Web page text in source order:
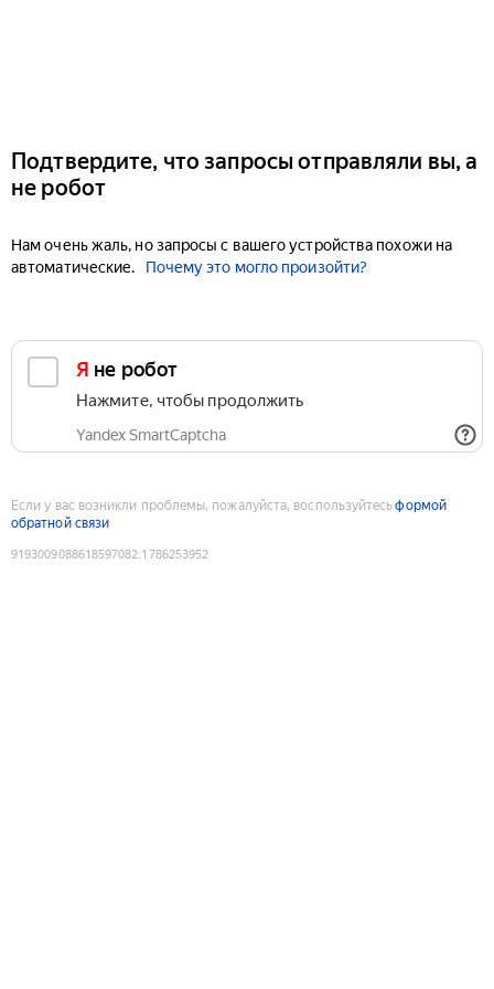
Подтвердите, что запросы отправляли вы, а
не робот
Нам очень жаль, но запросы с вашего устройства похожи на
автоматические.
Почему это могло произойти?
Я не робот
Нажмите, чтобы продолжить
Yandex SmartCaptcha
Если у вас возникли проблемы, пожалуйста, воспользуйтесьформой
обратной связи
9193009088618597082:1786253952